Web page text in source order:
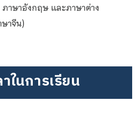
ภาษาอังกฤษ และภาษาต่าง
าจีน)
ในการเรียน